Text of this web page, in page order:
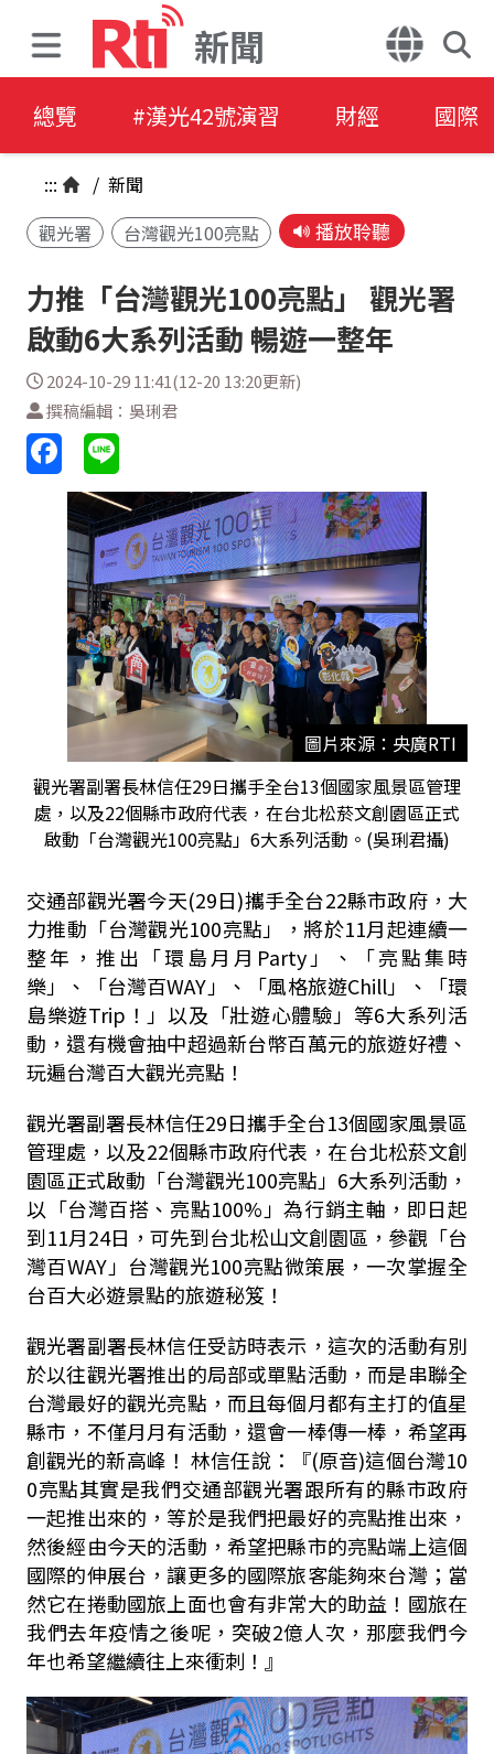
新聞
總覽 #漢光42號演習 財經 國際
::: / 新聞
觀光署
台灣觀光100亮點 播放聆聽
力推「台灣觀光100亮點」 觀光署
啟動6大系列活動 暢遊一整年
2024-10-29 11:41(12-20 13:20更新)
撰稿編輯：吳琍君
圖片來源：央廣RTI
觀光署副署長林信任29日攜手全台13個國家風景區管理
處，以及22個縣市政府代表，在台北松菸文創園區正式
啟動「台灣觀光100亮點」6大系列活動。(吳琍君攝)
交通部觀光署今天(29日)攜手全台22縣市政府，大
力推動「台灣觀光100亮點」，將於11月起連續一
整年，推出「環島月月Party」、「亮點集時
樂」、「台灣百WAY」、「風格旅遊Chill」、「環
島樂遊Trip！」以及「壯遊心體驗」等6大系列活
動，還有機會抽中超過新台幣百萬元的旅遊好禮、
玩遍台灣百大觀光亮點！
觀光署副署長林信任29日攜手全台13個國家風景區
管理處，以及22個縣市政府代表，在台北松菸文創
園區正式啟動「台灣觀光100亮點」6大系列活動，
以「台灣百搭、亮點100%」為行銷主軸，即日起
到11月24日，可先到台北松山文創園區，參觀「台
灣百WAY」台灣觀光100亮點微策展，一次掌握全
台百大必遊景點的旅遊秘笈！
觀光署副署長林信任受訪時表示，這次的活動有別
於以往觀光署推出的局部或單點活動，而是串聯全
台灣最好的觀光亮點，而且每個月都有主打的值星
縣市，不僅月月有活動，還會一棒傳一棒，希望再
創觀光的新高峰！ 林信任說：『(原音)這個台灣10
0亮點其實是我們交通部觀光署跟所有的縣市政府
一起推出來的，等於是我們把最好的亮點推出來，
然後經由今天的活動，希望把縣市的亮點端上這個
國際的伸展台，讓更多的國際旅客能夠來台灣；當
然它在捲動國旅上面也會有非常大的助益！國旅在
我們去年疫情之後呢，突破2億人次，那麼我們今
年也希望繼續往上來衝刺！』